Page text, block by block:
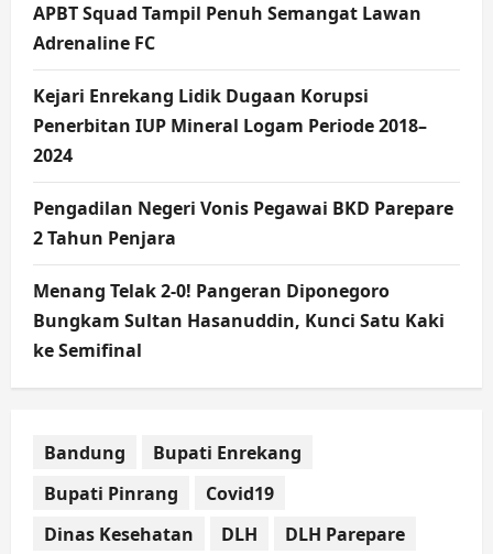
APBT Squad Tampil Penuh Semangat Lawan
Adrenaline FC
Kejari Enrekang Lidik Dugaan Korupsi
Penerbitan IUP Mineral Logam Periode 2018–
2024
Pengadilan Negeri Vonis Pegawai BKD Parepare
2 Tahun Penjara
Menang Telak 2-0! Pangeran Diponegoro
Bungkam Sultan Hasanuddin, Kunci Satu Kaki
ke Semifinal
Bandung
Bupati Enrekang
Bupati Pinrang
Covid19
Dinas Kesehatan
DLH
DLH Parepare